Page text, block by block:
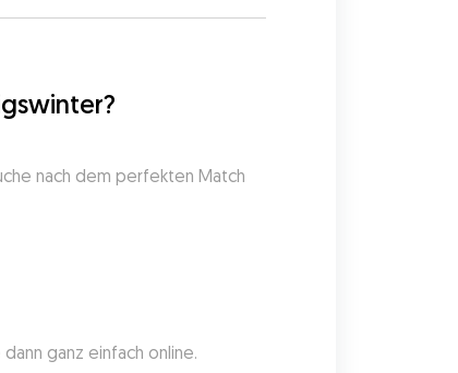
nach dem perfekten Match
ganz einfach online.